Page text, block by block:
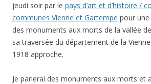
jeudi soir par le pays d’art et d’histoire /
communes Vienne et Gartempe pour
des monuments aux morts de la vallée
sa traversée du département de la
1918 approche.
Je parlerai des monuments aux morts et